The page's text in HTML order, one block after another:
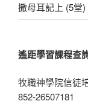
撒母耳記上 (5堂)
遙距學習課程查
牧職神學院信徒
852-26507181